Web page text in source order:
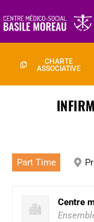
CHARTE
ASSOCIATIVE
Part Time
Centre